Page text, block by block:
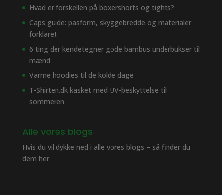
Hvad er forskellen på boxershorts og tights?
Caps guide: pasform, skyggebredde og materialer
forklaret
6 ting der kendetegner gode bambus underbukser til
mænd
Varme hoodies til de kolde dage
T-Shirten.dk kasket med UV-beskyttelse til
sommeren
Alle vores blogs
Hvis du vil dykke ned i alle vores blogs – så finder du
dem her